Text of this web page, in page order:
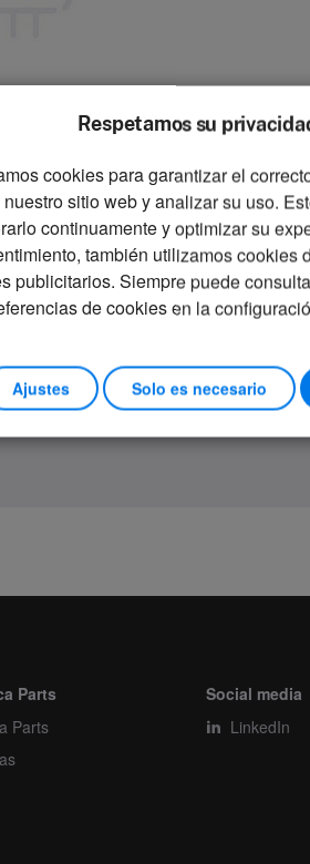
A0
Piece
Respetamos su
cookies para garantizar el
sitio web y analizar su uso.
continuamente y optimizar su
también utilizamos cookies
publicitarios. Siempre puede
de cookies en la
Ajustes Solo es necesario
Parts
Parts
Social media
LinkedIn